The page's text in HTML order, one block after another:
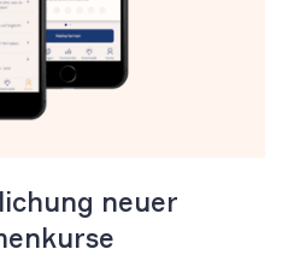
neuer